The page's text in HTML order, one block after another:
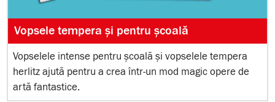
Vopsele tempera și pentru școală
Vopselele intense pentru școală și vopselele tempera
herlitz ajută pentru a crea într-un mod magic opere de
artă fantastice.